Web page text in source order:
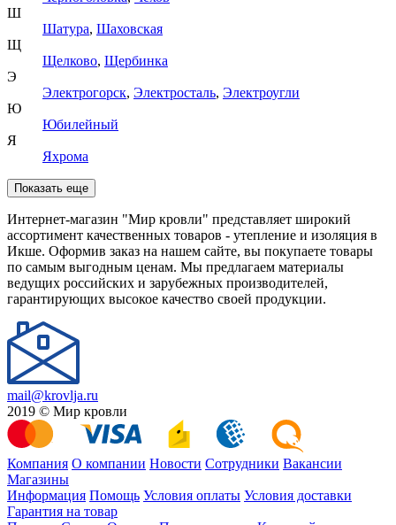
Ш
Шатура, Шаховская
Щ
Щелково, Щербинка
Э
Электрогорск, Электросталь, Электроугли
Ю
Юбилейный
Я
Яхрома
Показать еще
Интернет-магазин "Мир кровли" представляет широкий
ассортимент качественных товаров - утепление и изоляция в
Икше. Оформив заказ на нашем сайте, вы покупаете товары
по самым выгодным ценам. Мы предлагаем материалы
ведущих российских и зарубежных производителей,
гарантирующих высокое качество своей продукции.
mail@krovlja.ru
2019 © Мир кровли
Компания О компании Новости Сотрудники Вакансии
Магазины
Информация Помощь Условия оплаты Условия доставки
Гарантия на товар